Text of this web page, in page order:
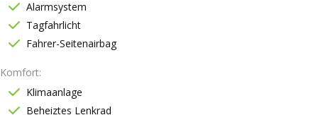
Alarmsystem
Tagfahrlicht
Fahrer-Seitenairbag
Komfort
Klimaanlage
Beheiztes Lenkrad